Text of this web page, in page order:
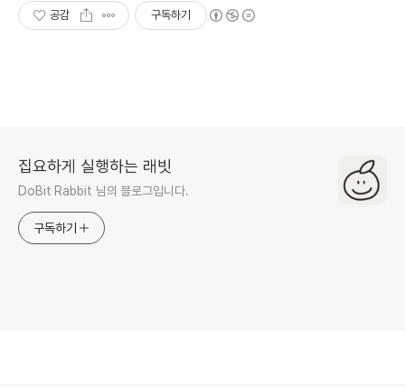
공감 구독하기
집요하게 실행하는 래빗
DoBit Rabbit 님의 블로그입니다.
구독하기